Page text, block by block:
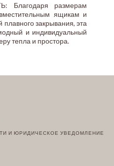
Благодаря размерам
ящикам и
закрывания, эта
и индивидуальный
тепла и простора.
И ЮРИДИЧЕСКОЕ УВЕДОМЛЕНИЕ